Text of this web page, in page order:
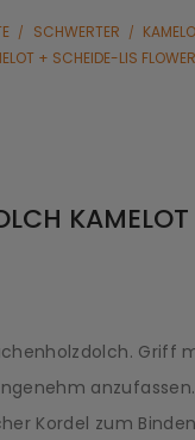
SCHWERTER
+ SCHEIDE-LIS FLOWER
Griff
Kordel zum